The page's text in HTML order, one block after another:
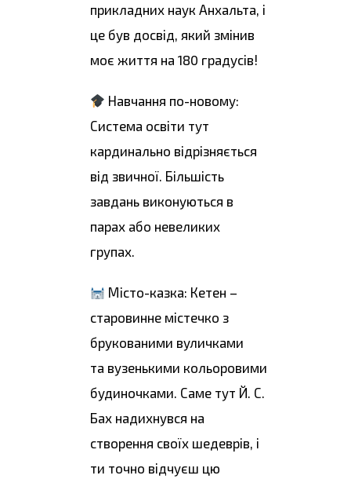
прикладних наук Анхальта, і
це був досвід, який змінив
моє життя на 180 градусів!
Навчання по-новому:
Система освіти тут
кардинально відрізняється
від звичної. Більшість
завдань виконуються в
парах або невеликих
групах.
Місто-казка: Кетен –
старовинне містечко з
брукованими вуличками
та вузенькими кольоровими
будиночками. Саме тут Й. С.
Бах надихнувся на
створення своїх шедеврів, і
ти точно відчуєш цю